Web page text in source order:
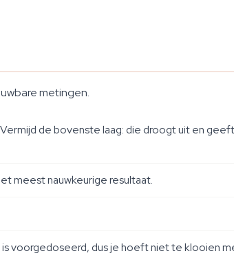
metingen.
de bovenste laag: die droogt uit en geeft
meest nauwkeurige resultaat.
voorgedoseerd, dus je hoeft niet te klooien